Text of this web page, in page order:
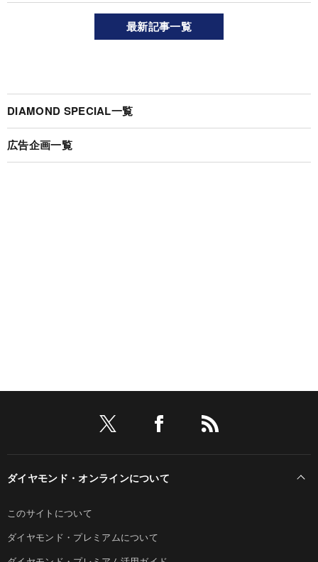
最新記事一覧
DIAMOND SPECIAL一覧
広告企画一覧
ダイヤモンド・オンラインについて
このサイトについて
ダイヤモンド・プレミアムについて